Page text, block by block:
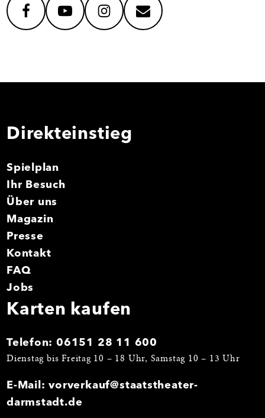
facebookyoutubeinstagrammail
Direkteinstieg
Spielplan
Ihr Besuch
Über uns
Magazin
Presse
Kontakt
FAQ
Jobs
Karten kaufen
Telefon:06151 28 11 600
Dienstag bis Freitag 10 – 18 Uhr, Samstag 10 – 13 Uhr
E-Mail:vorverkauf@staatstheater-
darmstadt.de